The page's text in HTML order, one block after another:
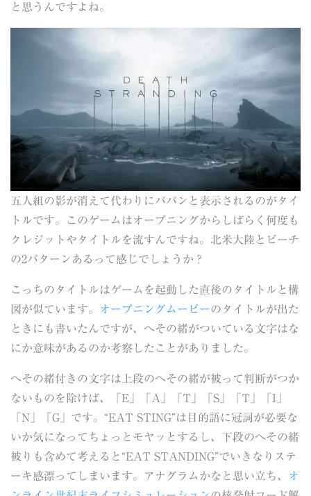
と思うんですよね。
五人組の影が消えて代わりにババンと表示されるのがタイ
トルです。このゲームはオープニングからしばらく何度も
クレジットやタイトルを流すんですね。北米大陸とビーチ
の2パターンあるって感じでしょうか？
こっちのタイトルはゲームを起動した直後のタイトルと構
図が似ています。
オープニングムービーのタイトルが出た
ときにも書いたんですが、へその緒がついている文字はな
にか意味があるのか考察したことがありました。
へその緒付きの文字は上段のへその緒が被って判断がつか
ないものを除けば、「E」「A」「T」「S」「T」「I」
「N」「G」です。“EAT STING”は目的語に冠詞が必要な
いか気になってちょっとモヤッとするし、下段のへその緒
被りも含めて考えると“EAT STANDING”でいきなりステ
ーキ感漂ってしまいます。アナグラムかなと思い立ち、
オ